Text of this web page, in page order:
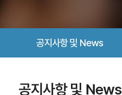
공지사항 및 News
공지사항 및 News